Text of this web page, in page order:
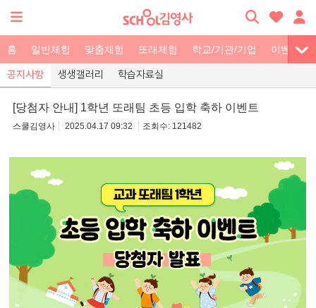
홈 일반체험 맞춤체험 또래체험 학교/기관/기업 이벤트
공지사항 생생갤러리 학습자료실
[당첨자 안내] 1학년 또래팀 초등 입학 축하 이벤트
스쿨김영사 2025.04.17 09:32 121482